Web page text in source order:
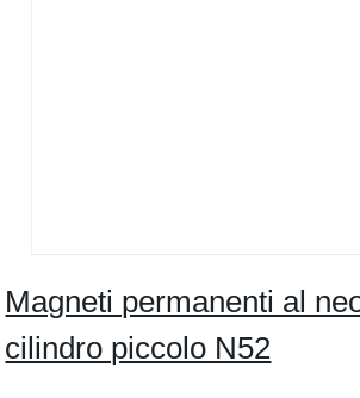
Magneti permanenti al
cilindro piccolo N52